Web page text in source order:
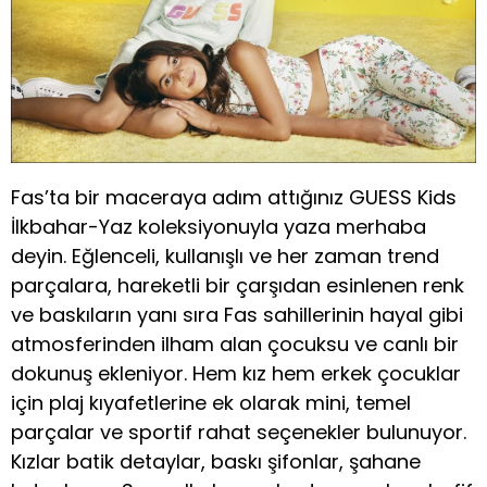
Fas’ta bir maceraya adım attığınız GUESS Kids
İlkbahar-Yaz koleksiyonuyla yaza merhaba
deyin. Eğlenceli, kullanışlı ve her zaman trend
parçalara, hareketli bir çarşıdan esinlenen renk
ve baskıların yanı sıra Fas sahillerinin hayal gibi
atmosferinden ilham alan çocuksu ve canlı bir
dokunuş ekleniyor. Hem kız hem erkek çocuklar
için plaj kıyafetlerine ek olarak mini, temel
parçalar ve sportif rahat seçenekler bulunuyor.
Kızlar batik detaylar, baskı şifonlar, şahane